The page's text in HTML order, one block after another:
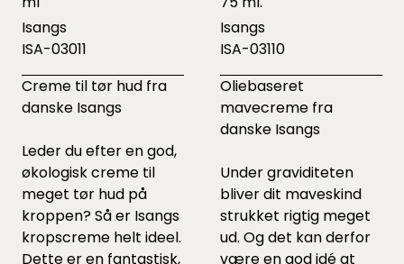
Isangs
ISA-03011
Creme til tør hud fra
danske Isangs
Leder du efter en god,
økologisk creme til
meget tør hud på
kroppen? Så er Isangs
kropscreme helt ideel.
Dette er en fantastisk,
Isangs
ISA-03110
Oliebaseret
mavecreme fra
danske Isangs
Under graviditeten
bliver dit maveskind
strukket rigtig meget
ud. Og det kan derfor
være en god idé at